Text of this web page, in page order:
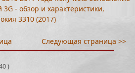
- обзор и характеристики,
3310 (2017)
Следующая страница >>
)